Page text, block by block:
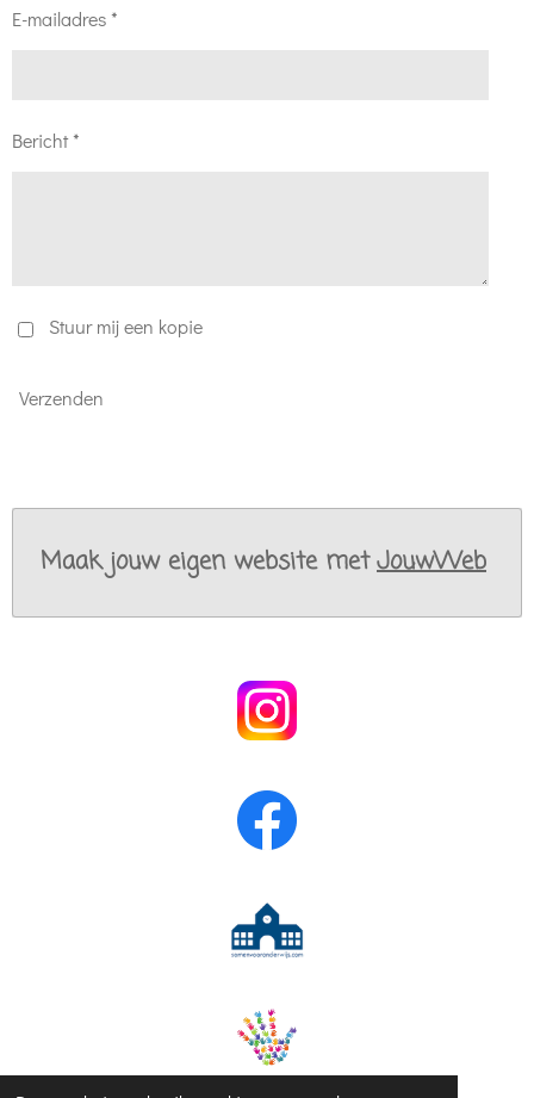
E-mailadres *
Bericht *
Stuur mij een kopie
Verzenden
Maak jouw eigen website metJouwWeb